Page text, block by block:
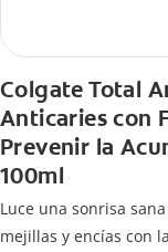
Colgate Total
Anticaries con
Prevenir la
100ml
Luce una sonrisa
mejillas y encías con